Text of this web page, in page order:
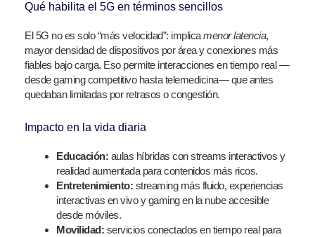
Qué habilita el 5G en términos sencillos
El 5G no es solo “más velocidad”: implicamenor latencia,
mayor densidad de dispositivos por área y conexiones más
fiables bajo carga. Eso permite interacciones en tiempo real —
desde gaming competitivo hasta telemedicina— que antes
quedaban limitadas por retrasos o congestión.
Impacto en la vida diaria
Educación: aulas híbridas con streams interactivos y
realidad aumentada para contenidos más ricos.
Entretenimiento: streaming más fluido, experiencias
interactivas en vivo y gaming en la nube accesible
desde móviles.
Movilidad: servicios conectados en tiempo real para